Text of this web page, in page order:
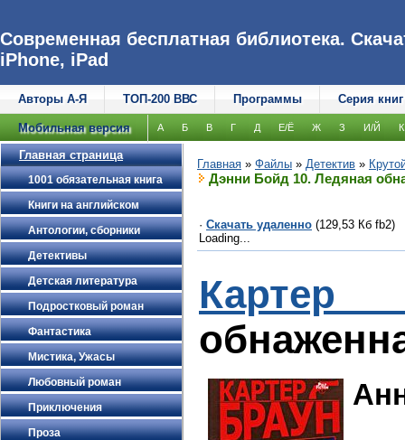
Современная бесплатная библиотека.
iPhone, iPad
Авторы А-Я ТОП-200 ВВС Программы Серия книг
Мобильная версия А Б В Г Д Е/Ё Ж З И/Й К
Главная страница
1001 обязательная книга
Книги на английском
Антологии, сборники
Детективы
Детская литература
Подростковый роман
Фантастика
Мистика, Ужасы
Любовный роман
Приключения
Проза
Главная » Файлы » Детектив »
Дэнни Бойд 10. Ледяная
· Скачать удаленно (129,53 Кб fb2)
Loading...
Картер